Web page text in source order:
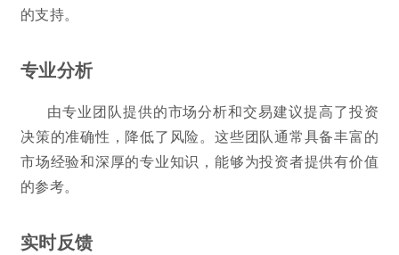
的支持。
专业分析
由专业团队提供的市场分析和交易建议提高了投资
决策的准确性，降低了风险。这些团队通常具备丰富的
市场经验和深厚的专业知识，能够为投资者提供有价值
的参考。
实时反馈